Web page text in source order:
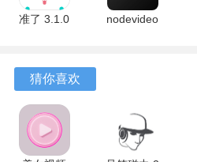
1. 小牛看房通过与多家中介品牌
的优质房源，在一个平台上轻松
准了 3.1.0
nodevideo
猜你喜欢